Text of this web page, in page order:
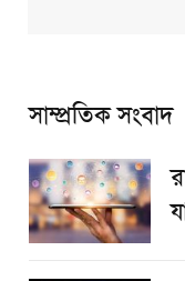
সাম্প্রতিক সংবাদ